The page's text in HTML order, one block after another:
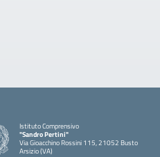
Istituto Comprensivo
"Sandro Pertini"
Via Gioacchino Rossini 115, 21052 Busto
Arsizio (VA)